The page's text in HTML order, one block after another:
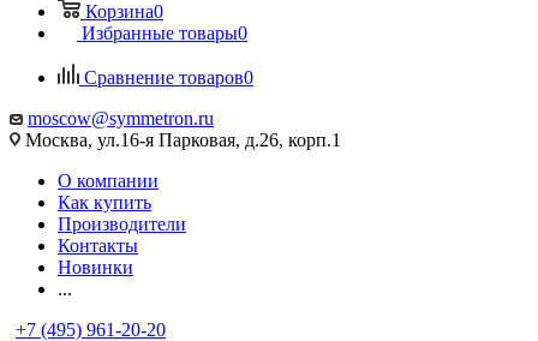
Корзина0
Избранные товары0
Сравнение товаров0
moscow@symmetron.ru
Москва, ул.16-я Парковая, д.26, корп.1
О компании
Как купить
Производители
Контакты
Новинки
...
+7 (495) 961-20-20